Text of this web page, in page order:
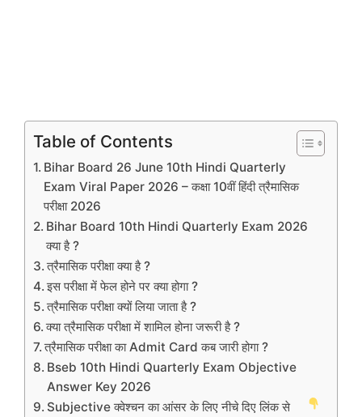
Table of Contents
Bihar Board 26 June 10th Hindi Quarterly
Exam Viral Paper 2026 – कक्षा 10वीं हिंदी त्रैमासिक
परीक्षा 2026
Bihar Board 10th Hindi Quarterly Exam 2026
क्या है ?
त्रैमासिक परीक्षा क्या है ?
इस परीक्षा में फेल होने पर क्या होगा ?
त्रैमासिक परीक्षा क्यों लिया जाता है ?
क्या त्रैमासिक परीक्षा में शामिल होना जरूरी है ?
त्रैमासिक परीक्षा का Admit Card कब जारी होगा ?
Bseb 10th Hindi Quarterly Exam Objective
Answer Key 2026
Subjective क्वेश्चन का आंसर के लिए नीचे दिए लिंक से